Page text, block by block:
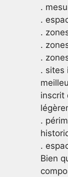
.
.
.
.
.
. sites
inscrit
.
.
Bien